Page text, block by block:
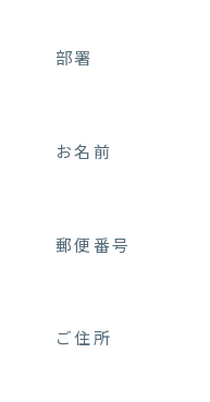
部署
お名前
郵便番号
ご住所